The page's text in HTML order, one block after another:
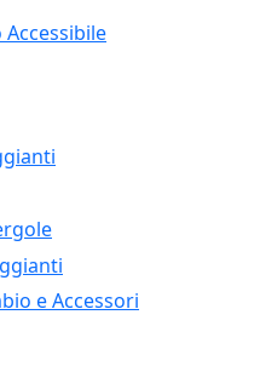
e Accessori